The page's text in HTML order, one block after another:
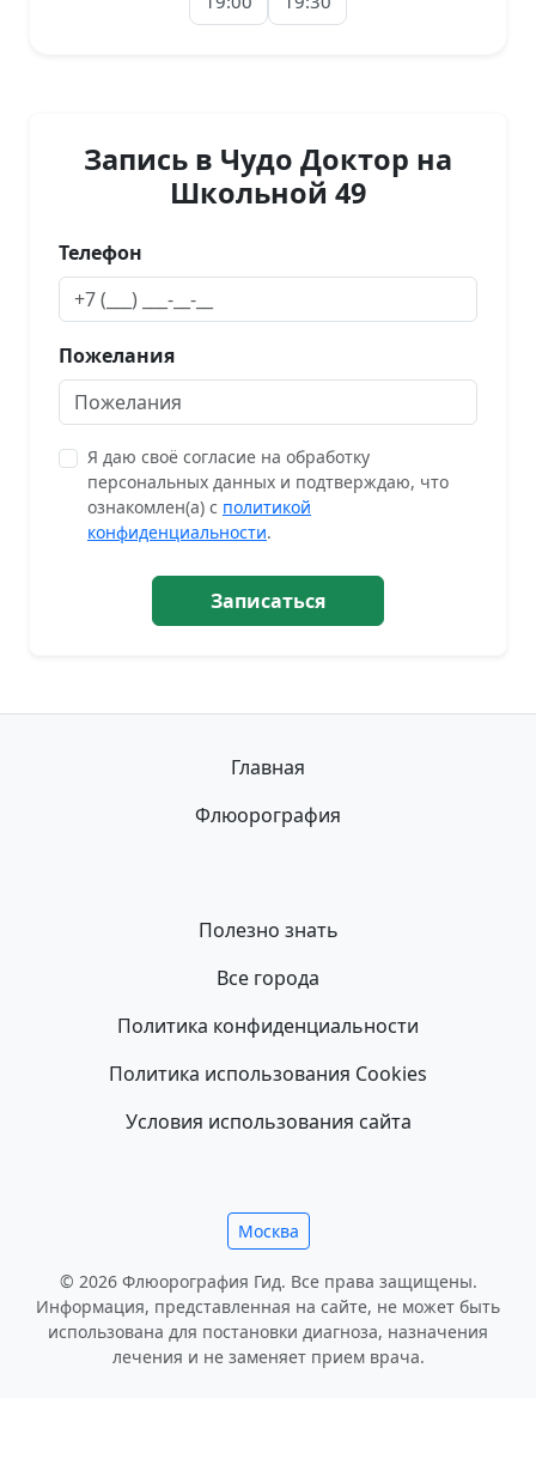
Запись в Чудо Доктор на
Школьной 49
Телефон
Пожелания
Я даю своё согласие на обработку
персональных данных и подтверждаю, что
ознакомлен(а) с политикой
конфиденциальности.
Записаться
Главная
Флюорография
Полезно знать
Все города
Политика конфиденциальности
Политика использования Cookies
Условия использования сайта
Москва
© 2026 Флюорография Гид. Все права защищены.
Информация, представленная на сайте, не может быть
использована для постановки диагноза, назначения
лечения и не заменяет прием врача.